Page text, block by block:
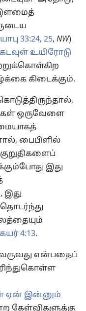
33:24, 25, NW)
உயிரோடு
கிடைக்கும்.
ஒருவேளை
பைபிளில்
இது
இது
4:13.
என்பதைப்
ஏன் இன்னும்
கேள்விகளுக்கு